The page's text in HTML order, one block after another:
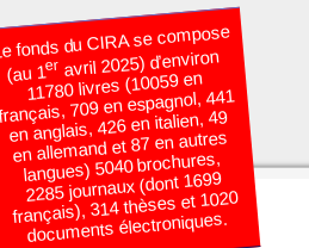
fonds du CIRA se compose
(au 1eravril 2025) d’environ
11780 livres (10059 en
709 en espagnol, 441
en anglais, 426 en italien, 49
en allemand et 87 en autres
langues) 5040 brochures,
2285 journaux (dont 1699
français), 314 thèses et 1020
documents électroniques.